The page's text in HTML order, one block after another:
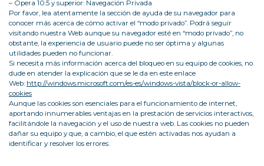
– Opera 10.5 y superior: Navegación Privada
Por favor, lea atentamente la sección de ayuda de su navegador para
conocer más acerca de cómo activar el “modo privado”. Podrá seguir
visitando nuestra Web aunque su navegador esté en “modo privado”, no
obstante, la experiencia de usuario puede no ser óptima y algunas
utilidades pueden no funcionar.
Si necesita más información acerca del bloqueo en su equipo de cookies, no
dude en atender la explicación que se le da en este enlace
Web: http://windows.microsoft.com/es-es/windows-vista/block-or-allow-
cookies
Aunque las cookies son esenciales para el funcionamiento de internet,
aportando innumerables ventajas en la prestación de servicios interactivos,
facilitándole la navegación y el uso de nuestra web. Las cookies no pueden
dañar su equipo y que, a cambio, el que estén activadas nos ayudan a
identificar y resolver los errores.